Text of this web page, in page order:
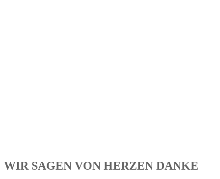
WIR SAGEN VON HERZEN DANKE